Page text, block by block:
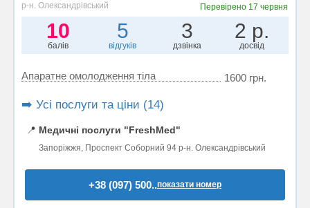
р-н. Олександрівський Перевірено 17 червня
10
балів
5
відгуків
3
дзвінка
2 р.
досвід
Апаратне омолодження тіла 1600 грн.
➡️ Усі послуги та ціни (14)
📍 Медичні послуги "FreshMed"
Запоріжжя, Проспект Соборний 94 р-н. Олександрівський
+38 (097) 500..показати номер